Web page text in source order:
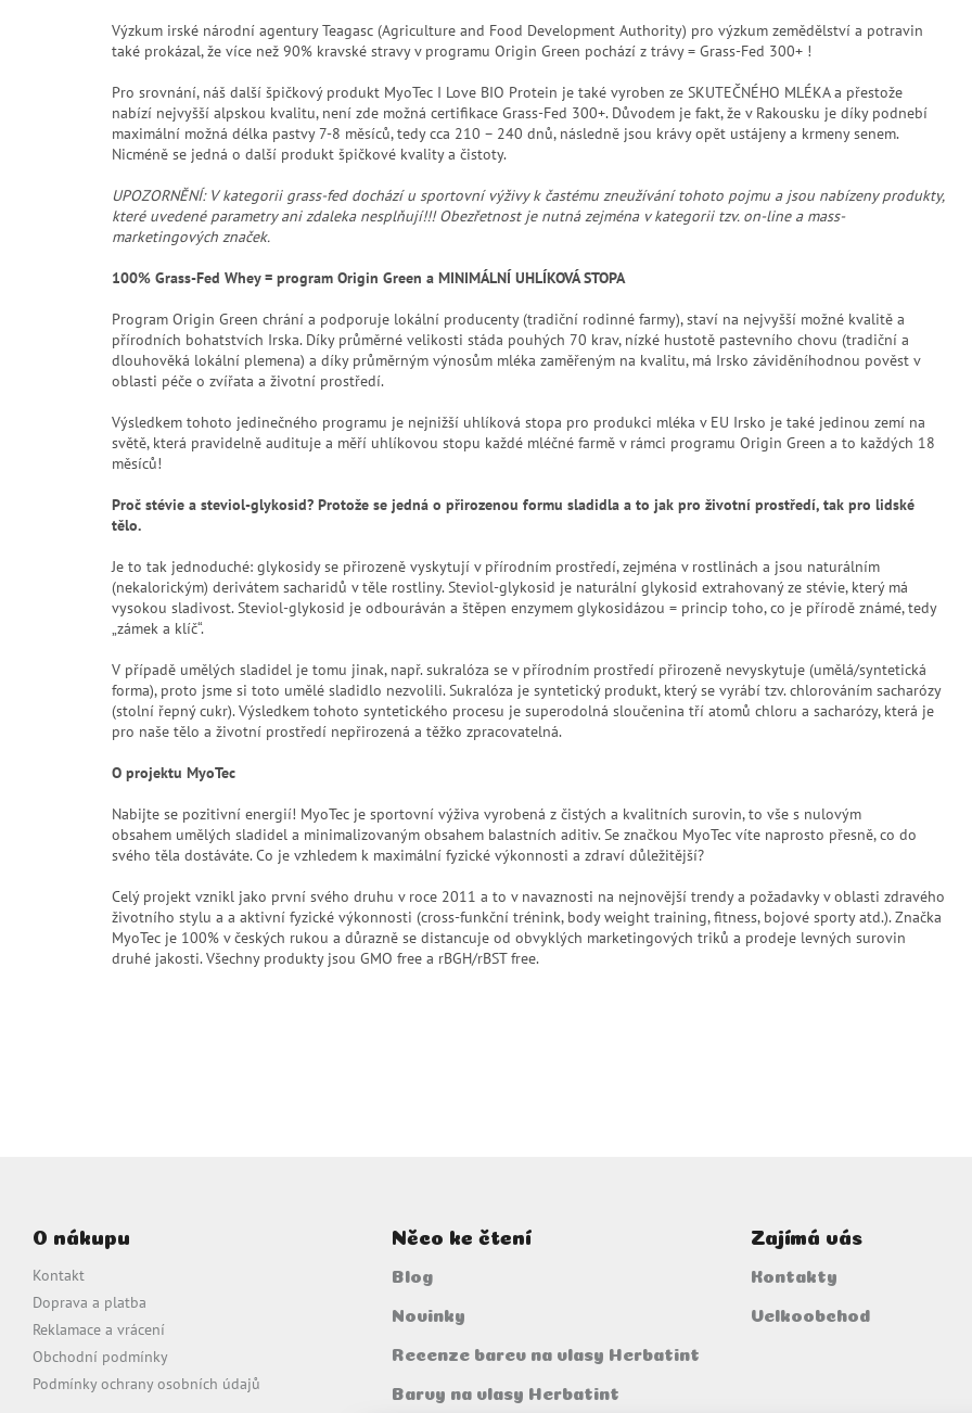
Výzkum irské národní agentury Teagasc (Agriculture and Food Development Authority) pro výzkum zemědělství a potravin
také prokázal, že více než 90% kravské stravy v programu Origin Green pochází z trávy = Grass-Fed 300+ !
Pro srovnání, náš další špičkový produkt MyoTec I Love BIO Protein je také vyroben ze SKUTEČNÉHO MLÉKA a přestože
nabízí nejvyšší alpskou kvalitu, není zde možná certifikace Grass-Fed 300+. Důvodem je fakt, že v Rakousku je díky podnebí
maximální možná délka pastvy 7-8 měsíců, tedy cca 210 – 240 dnů, následně jsou krávy opět ustájeny a krmeny senem.
Nicméně se jedná o další produkt špičkové kvality a čistoty.
UPOZORNĚNÍ: V kategorii grass-fed dochází u sportovní výživy k častému zneužívání tohoto pojmu a jsou nabízeny produkty,
které uvedené parametry ani zdaleka nesplňují!!! Obezřetnost je nutná zejména v kategorii tzv. on-line a mass-
marketingových značek.
100% Grass-Fed Whey = program Origin Green a MINIMÁLNÍ UHLÍKOVÁ STOPA
Program Origin Green chrání a podporuje lokální producenty (tradiční rodinné farmy), staví na nejvyšší možné kvalitě a
přírodních bohatstvích Irska. Díky průměrné velikosti stáda pouhých 70 krav, nízké hustotě pastevního chovu (tradiční a
dlouhověká lokální plemena) a díky průměrným výnosům mléka zaměřeným na kvalitu, má Irsko záviděníhodnou pověst v
oblasti péče o zvířata a životní prostředí.
Výsledkem tohoto jedinečného programu je nejnižší uhlíková stopa pro produkci mléka v EU Irsko je také jedinou zemí na
světě, která pravidelně audituje a měří uhlíkovou stopu každé mléčné farmě v rámci programu Origin Green a to každých 18
měsíců!
Proč stévie a steviol-glykosid? Protože se jedná o přirozenou formu sladidla a to jak pro životní prostředí, tak pro lidské
tělo.
Je to tak jednoduché: glykosidy se přirozeně vyskytují v přírodním prostředí, zejména v rostlinách a jsou naturálním
(nekalorickým) derivátem sacharidů v těle rostliny. Steviol-glykosid je naturální glykosid extrahovaný ze stévie, který má
vysokou sladivost. Steviol-glykosid je odbouráván a štěpen enzymem glykosidázou = princip toho, co je přírodě známé, tedy
„zámek a klíč“.
V případě umělých sladidel je tomu jinak, např. sukralóza se v přírodním prostředí přirozeně nevyskytuje (umělá/syntetická
forma), proto jsme si toto umělé sladidlo nezvolili. Sukralóza je syntetický produkt, který se vyrábí tzv. chlorováním sacharózy
(stolní řepný cukr). Výsledkem tohoto syntetického procesu je superodolná sloučenina tří atomů chloru a sacharózy, která je
pro naše tělo a životní prostředí nepřirozená a těžko zpracovatelná.
O projektu MyoTec
Nabijte se pozitivní energií! MyoTec je sportovní výživa vyrobená z čistých a kvalitních surovin, to vše s nulovým
obsahem umělých sladidel a minimalizovaným obsahem balastních aditiv. Se značkou MyoTec víte naprosto přesně, co do
svého těla dostáváte. Co je vzhledem k maximální fyzické výkonnosti a zdraví důležitější?
Celý projekt vznikl jako první svého druhu v roce 2011 a to v navaznosti na nejnovější trendy a požadavky v oblasti zdravého
životního stylu a a aktivní fyzické výkonnosti (cross-funkční trénink, body weight training, fitness, bojové sporty atd.). Značka
MyoTec je 100% v českých rukou a důrazně se distancuje od obvyklých marketingových triků a prodeje levných surovin
druhé jakosti. Všechny produkty jsou GMO free a rBGH/rBST free.
O nákupu
Kontakt
Doprava a platba
Reklamace a vrácení
Obchodní podmínky
Podmínky ochrany osobních údajů
Něco ke čtení
Blog
Novinky
Recenze barev na vlasy Herbatint
Barvy na vlasy Herbatint
Zajímá vás
Kontakty
Velkoobchod